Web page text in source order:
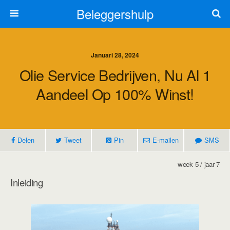
Beleggershulp
Januari 28, 2024
Olie Service Bedrijven, Nu Al 1
Aandeel Op 100% Winst!
Delen Tweet Pin E-mailen SMS
week 5 / jaar 7
Inleiding